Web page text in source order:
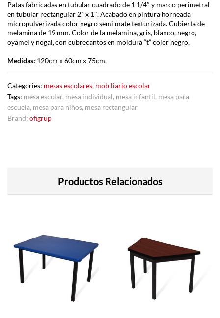
Patas fabricadas en tubular cuadrado de 1 1/4″ y marco perimetral
en tubular rectangular 2″ x 1″. Acabado en pintura horneada
micropulverizada color negro semi mate texturizada. Cubierta de
melamina de 19 mm. Color de la melamina, gris, blanco, negro,
oyamel y nogal, con cubrecantos en moldura “t” color negro.
Medidas: 120cm x 60cm x 75cm.
Categories: mesas escolares, mobiliario escolar
Tags: mesa escolar, mesa individual, mesa infantil, mesa para
escuela, mesa para niños, mesa rectangular
Brand: ofigrup
Productos Relacionados